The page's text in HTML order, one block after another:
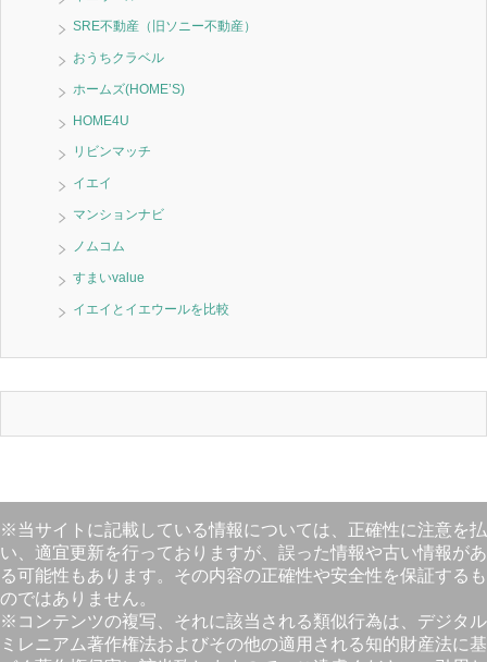
SRE不動産（旧ソニー不動産）
おうちクラベル
ホームズ(HOME’S)
HOME4U
リビンマッチ
イエイ
マンションナビ
ノムコム
すまいvalue
イエイとイエウールを比較
※当サイトに記載している情報については、正確性に注意を払
い、適宜更新を行っておりますが、誤った情報や古い情報があ
る可能性もあります。その内容の正確性や安全性を保証するも
のではありません。
※コンテンツの複写、それに該当される類似行為は、デジタル
ミレニアム著作権法およびその他の適用される知的財産法に基